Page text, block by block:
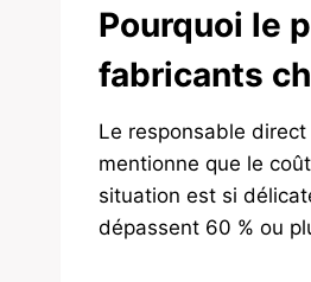
Pourquoi le
fabricants
Le responsable
mentionne que le
situation est si
dépassent 60 % ou